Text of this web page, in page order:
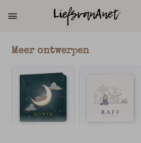
Meer ontwerpen